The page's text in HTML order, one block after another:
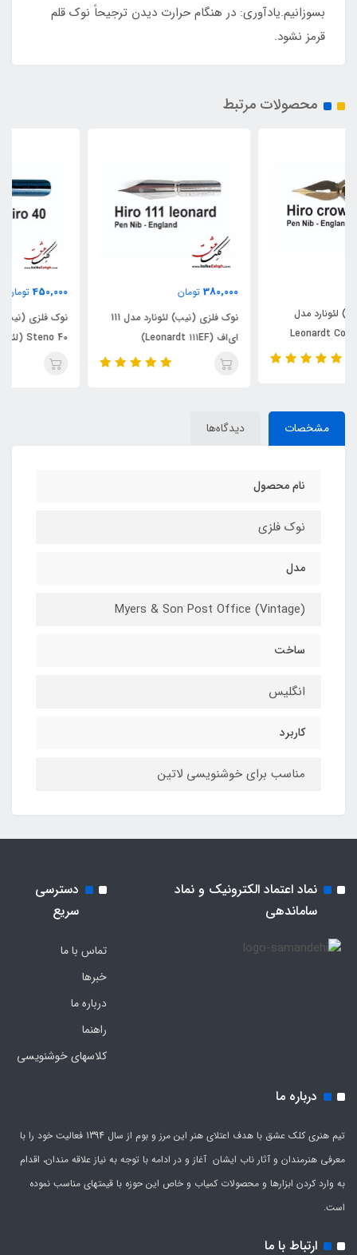
بسوزانیم.یادآوری: در هنگام حرارت دیدن ترجیحاً نوک قلم
قرمز نشود.
محصولات مرتبط
نوک فلزی (نیب) لئونارد مدل 111
ای‌اف (Leonardt ۱۱۱EF)
نوک فلزی (نیب) لئونارد مدل
Steno 40 (لئونارد هیرو)
مشخصات دیدگاه‌ها
نام محصول
نوک فلزی
مدل
Myers & Son Post Office (Vintage)
ساخت
انگلیس
کاربرد
مناسب برای خوشنویسی لاتین
نماد اعتماد الکترونیک و نماد
ساماندهی
دسترسی
سریع
تماس با ما
خبرها
درباره ما
راهنما
کلاسهای خوشنویسی
درباره ما
تیم هنری کلک عشق با هدف اعتلای هنر این مرز و بوم از سال 1394 فعالیت خود را با
معرفی هنرمندان و آثار ناب ایشان آغاز و در ادامه با توجه به نیاز علاقه مندان، اقدام
به وارد کردن ابزارها و محصولات کمیاب و خاص این حوزه با قیمتهای مناسب نموده
است.
ارتباط با ما